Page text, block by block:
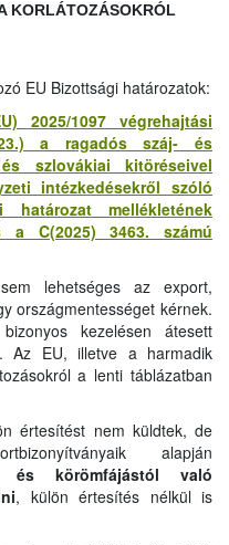
KORLÁTOZÁSOKRÓL
EU Bizottsági határozatok:
2025/1097 végrehajtási
a ragadós száj- és
szlovákiai kitöréseivel
intézkedésekről szóló
határozat mellékletének
a C(2025) 3463. számú
lehetséges az export,
országmentességet kérnek.
kezelésen átesett
Az EU, illetve a harmadik
a lenti táblázatban
értesítést nem küldtek, de
alapján
és körömfájástól való
, külön értesítés nélkül is